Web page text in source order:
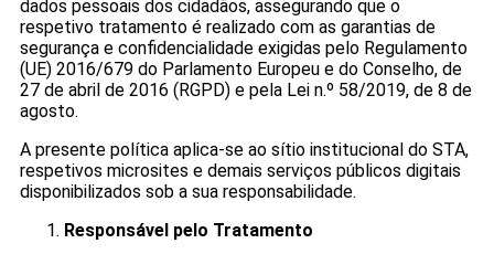
dados pessoais dos cidadãos, assegurando que o
respetivo tratamento é realizado com as garantias de
segurança e confidencialidade exigidas pelo Regulamento
(UE) 2016/679 do Parlamento Europeu e do Conselho, de
27 de abril de 2016 (RGPD) e pela Lei n.º 58/2019, de 8 de
agosto.
A presente política aplica-se ao sítio institucional do STA,
respetivos microsites e demais serviços públicos digitais
disponibilizados sob a sua responsabilidade.
Responsável pelo Tratamento